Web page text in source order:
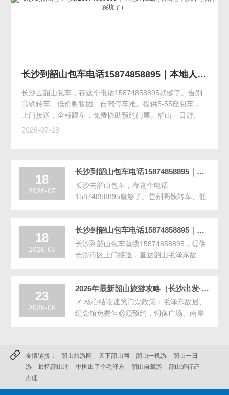
长沙到韶山包车电话15874858895｜本地人私藏的韶山包车攻略（别再踩坑了）
长沙去韶山包车，存这个电话15874858895就够了。告别
高铁转车、低价购物团、自驾停车难。提供5-55座包车，
上门接送，全程跟车，免费协助预约门票。韶山一日游、
党建研学派车首选，价格透明实惠。
2026-07-18
18
2026-07
长沙到韶山包车电话15874858895｜本地人私藏的韶山包车攻略（别再踩坑了）
长沙去韶山包车，存这个电话
15874858895就够了。告别高铁转车、低
门票。韶山一日游、党建研学派车···
18
2026-07
长沙到韶山包车电话15874858895｜上门接送·韶山一日游包车直达
长沙到韶山包车就拨15874858895，提供
长沙市区上门接送，直达韶山毛泽东故
23
2026-06
‌2026年最新韶山旅游攻略（长沙出发·7月暑假版）‌
‌📌 核心结论速览‌‌门票政策‌：毛泽东故居、
纪念馆‌免费但必须预约‌，铜像广场、南岸
友情链接： 韶山旅游网 天下韶山网 韶山一机游
韶山一日
游
最忆韶山冲 中国出了个毛泽东 韶山自驾游
韶山通行证
办理